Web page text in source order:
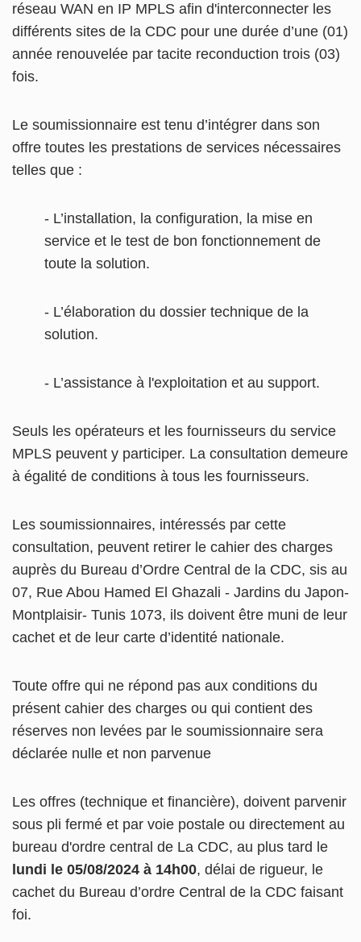
réseau WAN en IP MPLS afin d'interconnecter les
différents sites de la CDC pour une durée d’une (01)
année renouvelée par tacite reconduction trois (03)
fois.
Le soumissionnaire est tenu d’intégrer dans son
offre toutes les prestations de services nécessaires
telles que :
- L’installation, la configuration, la mise en
service et le test de bon fonctionnement de
toute la solution.
- L’élaboration du dossier technique de la
solution.
- L’assistance à l'exploitation et au support.
Seuls les opérateurs et les fournisseurs du service
MPLS peuvent y participer. La consultation demeure
à égalité de conditions à tous les fournisseurs.
Les soumissionnaires, intéressés par cette
consultation, peuvent retirer le cahier des charges
auprès du Bureau d’Ordre Central de la CDC, sis au
07, Rue Abou Hamed El Ghazali - Jardins du Japon-
Montplaisir- Tunis 1073, ils doivent être muni de leur
cachet et de leur carte d’identité nationale.
Toute offre qui ne répond pas aux conditions du
présent cahier des charges ou qui contient des
réserves non levées par le soumissionnaire sera
déclarée nulle et non parvenue
Les offres (technique et financière), doivent parvenir
sous pli fermé et par voie postale ou directement au
bureau d'ordre central de La CDC, au plus tard le
lundi le 05/08/2024 à 14h00, délai de rigueur, le
cachet du Bureau d’ordre Central de la CDC faisant
foi.